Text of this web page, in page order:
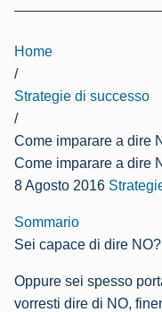
Home
/
Strategie di successo
/
Come imparare a dire
Come imparare a dire
8 Agosto 2016
Sommario
Sei capace di dire NO?
Oppure sei spesso
vorresti dire di NO,